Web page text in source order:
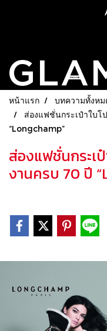
หน้าแรก บทความทั้งหม
ส่องแฟชั่นกระเป๋าใบโ
“Longchamp”
ส่องแฟชั่นกระเ
งานครบ 70 ปี